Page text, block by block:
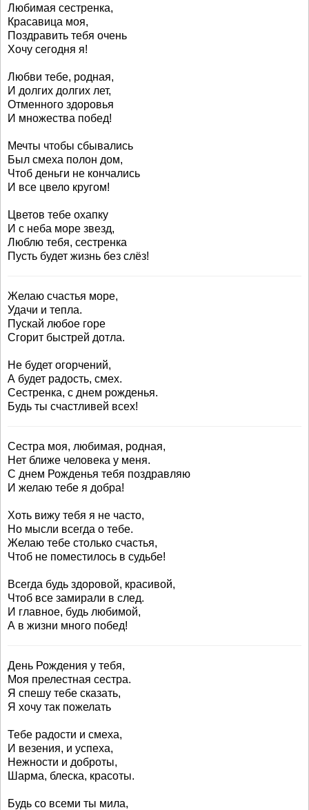
Любимая сестренка,
Красавица моя,
Поздравить тебя очень
Хочу сегодня я!
Любви тебе, родная,
И долгих долгих лет,
Отменного здоровья
И множества побед!
Мечты чтобы сбывались
Был смеха полон дом,
Чтоб деньги не кончались
И все цвело кругом!
Цветов тебе охапку
И с неба море звезд,
Люблю тебя, сестренка
Пусть будет жизнь без слёз!
Желаю счастья море,
Удачи и тепла.
Пускай любое горе
Сгорит быстрей дотла.
Не будет огорчений,
А будет радость, смех.
Сестренка, с днем рожденья.
Будь ты счастливей всех!
Сестра моя, любимая, родная,
Нет ближе человека у меня.
С днем Рожденья тебя поздравляю
И желаю тебе я добра!
Хоть вижу тебя я не часто,
Но мысли всегда о тебе.
Желаю тебе столько счастья,
Чтоб не поместилось в судьбе!
Всегда будь здоровой, красивой,
Чтоб все замирали в след.
И главное, будь любимой,
А в жизни много побед!
День Рождения у тебя,
Моя прелестная сестра.
Я спешу тебе сказать,
Я хочу так пожелать
Тебе радости и смеха,
И везения, и успеха,
Нежности и доброты,
Шарма, блеска, красоты.
Будь со всеми ты мила,